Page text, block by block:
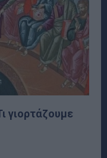
γιορτάζουμε